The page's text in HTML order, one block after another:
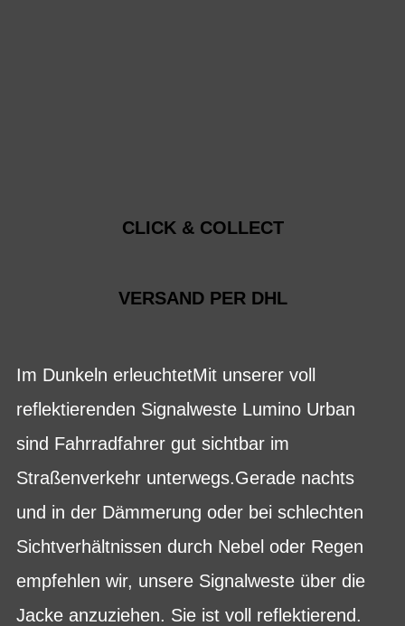
CLICK & COLLECT
VERSAND PER DHL
Im Dunkeln erleuchtetMit unserer voll
reflektierenden Signalweste Lumino Urban
sind Fahrradfahrer gut sichtbar im
Straßenverkehr unterwegs.Gerade nachts
und in der Dämmerung oder bei schlechten
Sichtverhältnissen durch Nebel oder Regen
empfehlen wir, unsere Signalweste über die
Jacke anzuziehen. Sie ist voll reflektierend.